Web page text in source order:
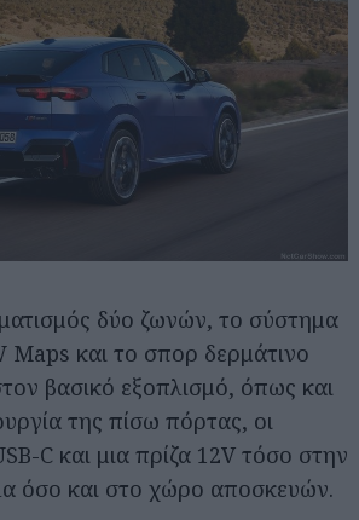
δύο ζωνών, το σύστημα
και το σπορ δερμάτινο
βασικό εξοπλισμό, όπως και
της πίσω πόρτας, οι
C και μια πρίζα 12V τόσο στην
όσο και στο χώρο αποσκευών.